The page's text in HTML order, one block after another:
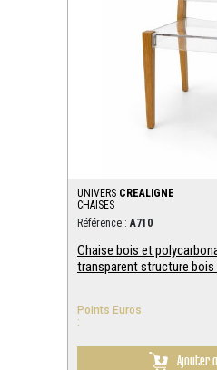
UNIVERS CREALIGNE
CHAISES
Référence :A710
Chaise bois et
transparent structure bois
Points Euros
:
Ajouter